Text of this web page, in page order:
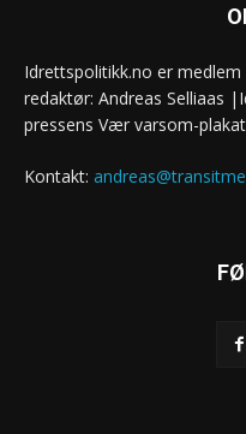
Idrettspolitikk.no er
redaktør: Andreas Selliaas
pressens Vær varsom-
Kontakt: